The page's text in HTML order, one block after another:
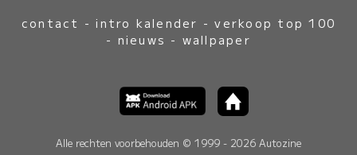
contact -intro kalender -verkoop top 100
- nieuws - wallpaper
Alle rechten voorbehouden © 1999 - 2026 Autozine